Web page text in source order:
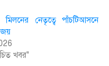
মিল‌নের নেতৃ‌ত্বে পাঁচটিআসনে
জয়
খবর"